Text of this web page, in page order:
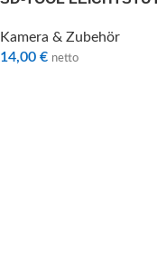
Kamera & Zubehör
14,00 € netto